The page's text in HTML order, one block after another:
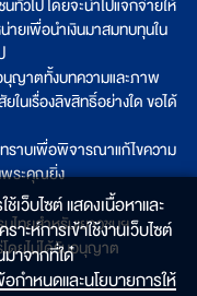
ทั่วไป โดยจะนำไปแจกจ่ายให้
ายเพื่อนำเงินมาสมทบทุนใน
นุญาตทั้งบทความและภาพ
ในเรื่องลิขสิทธิ์อย่างใด ขอได้
ราบเพื่อพิจารณาแก้ไขความ
พระคุณยิ่ง
ไทยสำหรับเยาวชนฯ
ดยไม่ได้รับอนุญาต
เว็บไซต์ แสดงเนื้อหาและ
ะห์การเข้าใช้งานเว็บไซต์
มาจากที่ใด๋
อกำหนดและนโยบายการให้